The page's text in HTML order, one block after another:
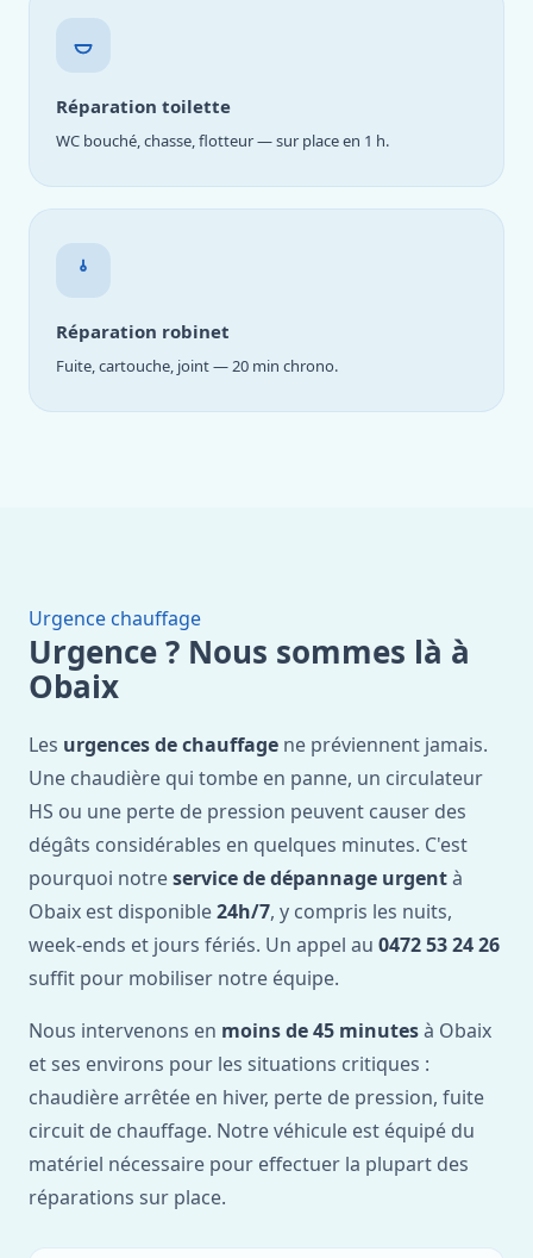
Réparation toilette
WC bouché, chasse, flotteur — sur place en 1 h.
Réparation robinet
Fuite, cartouche, joint — 20 min chrono.
Urgence chauffage
Urgence ? Nous sommes là à
Obaix
Les urgences de chauffage ne préviennent jamais.
Une chaudière qui tombe en panne, un circulateur
HS ou une perte de pression peuvent causer des
dégâts considérables en quelques minutes. C'est
pourquoi notreservice de dépannage urgentà
Obaix est disponible24h/7, y compris les nuits,
week-ends et jours fériés. Un appel au 0472 53 24 26
suffit pour mobiliser notre équipe.
Nous intervenons en moins de 45 minutesà Obaix
et ses environs pour les situations critiques :
chaudière arrêtée en hiver, perte de pression, fuite
circuit de chauffage. Notre véhicule est équipé du
matériel nécessaire pour effectuer la plupart des
réparations sur place.